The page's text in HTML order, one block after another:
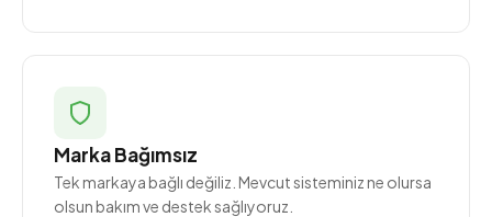
Marka Bağımsız
Tek markaya bağlı değiliz. Mevcut sisteminiz ne olursa
olsun bakım ve destek sağlıyoruz.